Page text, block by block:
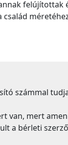
felújítottak
számmal
van, mert
a bérleti